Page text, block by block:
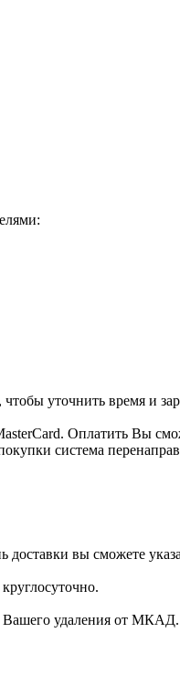
уточнить время и
Оплатить Вы
система
вы сможете
Вашего удаления от МКАД.